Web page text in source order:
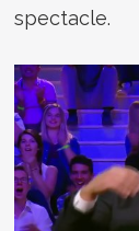
spectacle.